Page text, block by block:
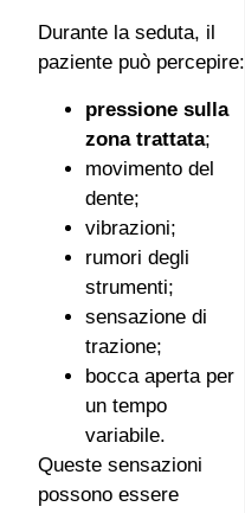
Durante la seduta, il
paziente può percepire:
pressione sulla
zona trattata;
movimento del
dente;
vibrazioni;
rumori degli
strumenti;
sensazione di
trazione;
bocca aperta per
un tempo
variabile.
Queste sensazioni
possono essere